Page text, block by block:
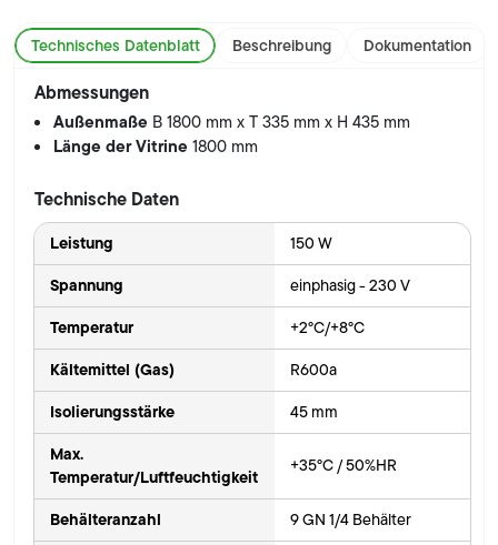
Technisches Datenblatt Beschreibung Dokumentation
Abmessungen
Außenmaße B 1800 mm x T 335 mm x H 435 mm
Länge der Vitrine1800 mm
Technische Daten
Leistung 150 W
Spannung einphasig - 230 V
Temperatur +2°C/+8°C
Kältemittel (Gas) R600a
Isolierungsstärke 45 mm
Max.
Temperatur/Luftfeuchtigkeit
+35°C / 50%HR
Behälteranzahl 9 GN 1/4 Behälter